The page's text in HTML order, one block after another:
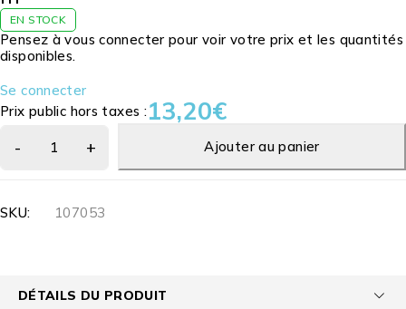
EN STOCK
Pensez à vous connecter pour voir votre prix et les quantités
disponibles.
Se connecter
Prix public hors taxes :13,20€
Ajouter au panier
SKU: 107053
DÉTAILS DU PRODUIT